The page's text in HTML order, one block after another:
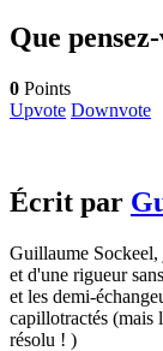
Que
0 Points
Upvote Downvote
Écrit par
Guillaume
et d'une rigueur
et les demi-
capillotractés (mais
résolu ! )